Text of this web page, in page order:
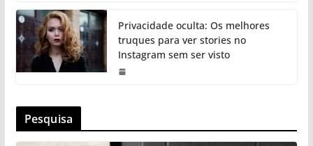
Privacidade oculta: Os melhores
truques para ver stories no
Instagram sem ser visto
Pesquisa